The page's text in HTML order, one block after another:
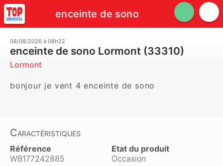
enceinte de sono
08/08/2026 à 08h22
enceinte de sono Lormont (33310)
Lormont
bonjour je vent 4 enceinte de sono
Caractéristiques
Référence
WB177242885
Etat du produit
Occasion